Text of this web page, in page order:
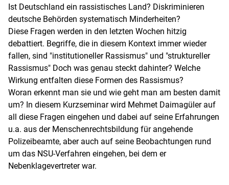
Ist Deutschland ein rassistisches Land? Diskriminieren
deutsche Behörden systematisch Minderheiten?
Diese Fragen werden in den letzten Wochen hitzig
debattiert. Begriffe, die in diesem Kontext immer wieder
fallen, sind "institutioneller Rassismus" und "struktureller
Rassismus" Doch was genau steckt dahinter? Welche
Wirkung entfalten diese Formen des Rassismus?
Woran erkennt man sie und wie geht man am besten damit
um? In diesem Kurzseminar wird Mehmet Daimagüler auf
all diese Fragen eingehen und dabei auf seine Erfahrungen
u.a. aus der Menschenrechtsbildung für angehende
Polizeibeamte, aber auch auf seine Beobachtungen rund
um das NSU-Verfahren eingehen, bei dem er
Nebenklagevertreter war.